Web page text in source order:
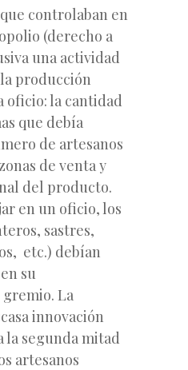
controlaban en
(derecho a
una actividad
producción
oficio: la cantidad
que debía
de artesanos
de venta y
del producto.
en un oficio, los
sastres,
etc.) debían
su
La
innovación
la segunda mitad
artesanos